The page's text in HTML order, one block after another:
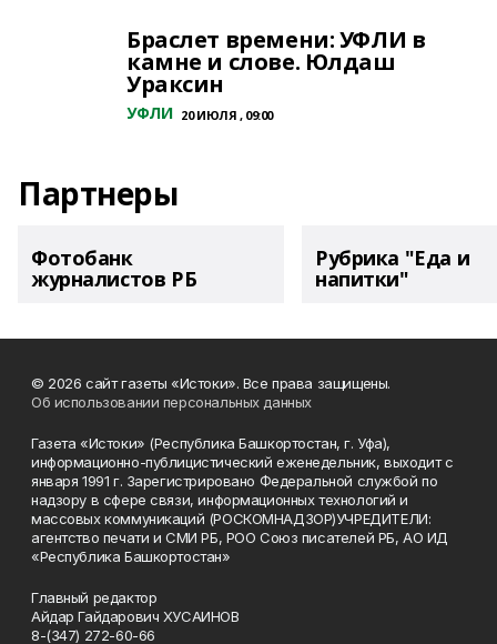
Браслет времени: УФЛИ в
камне и слове. Юлдаш
Ураксин
УФЛИ 20 ИЮЛЯ , 09:00
Партнеры
Фотобанк
журналистов РБ
Рубрика "Еда и
напитки"
© 2026 сайт газеты «Истоки». Все права защищены.
Об использовании персональных данных
Газета «Истоки» (Республика Башкортостан, г. Уфа),
информационно-публицистический еженедельник, выходит с
января 1991 г. Зарегистрировано Федеральной службой по
надзору в сфере связи, информационных технологий и
массовых коммуникаций (РОСКОМНАДЗОР)УЧРЕДИТЕЛИ:
агентство печати и СМИ РБ, РОО Союз писателей РБ, АО ИД
«Республика Башкортостан»
Главный редактор
Айдар Гайдарович ХУСАИНОВ
8-(347) 272-60-66